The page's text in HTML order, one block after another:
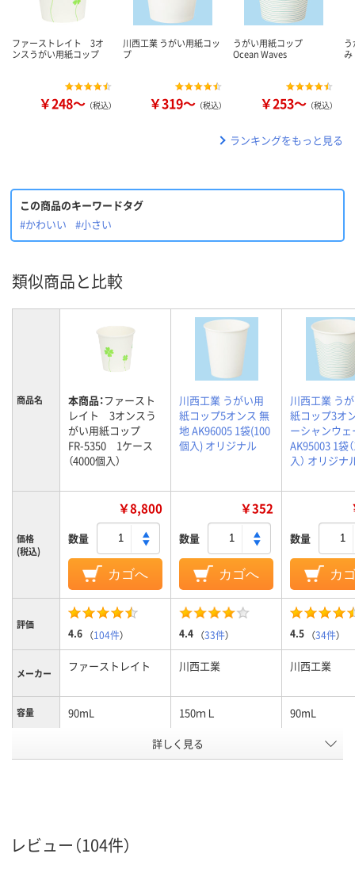
ファーストレイト 3オ
ンスうがい用紙コップ
￥248～ （税込）
川西工業 うがい用紙コッ
プ
￥319～ （税込）
うがい用紙コップ
Ocean Waves
￥253～ （税込）
ランキングをもっと見る
この商品のキーワードタグ
#かわいい
#小さい
類似商品と比較
商品名 本商品：ファースト
レイト 3オンスう
がい用紙コップ
FR-5350 1ケース
（4000個入）
川西工業 うがい用
紙コップ5オンス 無
地 AK96005 1袋(100
個入) オリジナル
川西工業 う
紙コップ3オ
ーシャンウェ
AK95003 1袋
入） オリジナ
価格
(税込)
￥8,800
数量
カゴへ
￥352
数量
カゴへ
数量
カ
評価
4.6 （104件） 4.4 （33件） 4.5 （34件）
メーカー ファーストレイト 川西工業 川西工業
容量 90mL 150ｍＬ 90mL
10 15 15
詳しく見る
レビュー（104件）